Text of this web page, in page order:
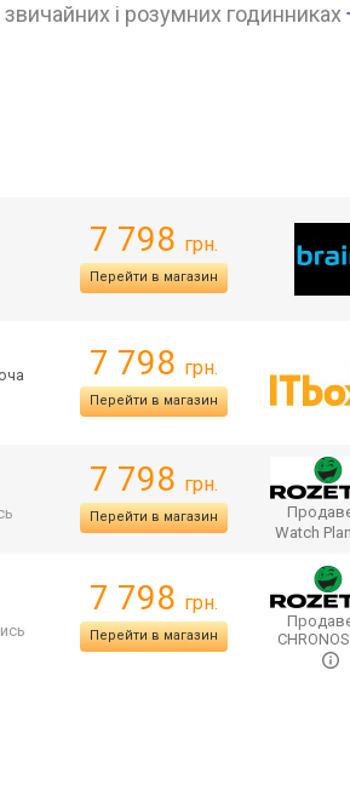
і розумних годинниках
7 798 грн.
Перейти в магазин
7 798 грн.
Перейти в магазин
7 798 грн.
Перейти в магазин
Watch
7 798 грн.
Перейти в магазин